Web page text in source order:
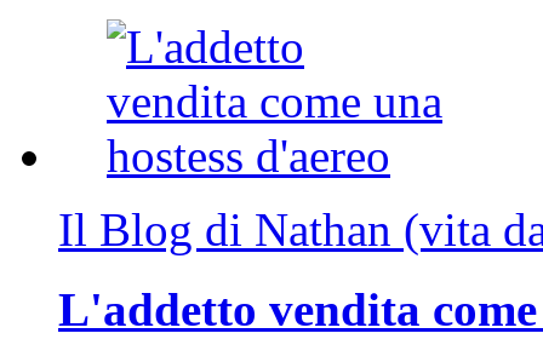
Il Blog di Nathan (vita
L'addetto vendita